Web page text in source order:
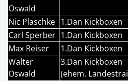
Oswald
Nic Plaschke 1.Dan Kickboxen
Carl Sperber 1.Dan Kickboxen
Max Reiser
1.Dan Kickboxen
Walter
Oswald
3.Dan Kickboxen
(ehem.